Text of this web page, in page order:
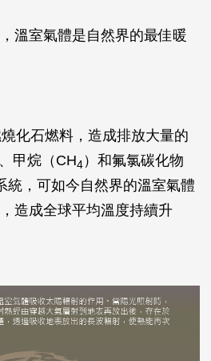
溫室氣體是自然界的最佳暖
化石燃料，造成排放大量的
甲烷（CH4 ）和氟氯碳化物
統，可如今自然界的溫室氣體
造成全球平均溫度持續升